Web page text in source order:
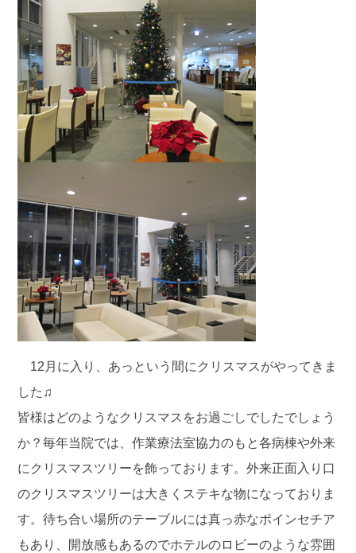
12月に入り、あっという間にクリスマスがやってきま
した♫
皆様はどのようなクリスマスをお過ごしでしたでしょう
か？毎年当院では、作業療法室協力のもと各病棟や外来
にクリスマスツリーを飾っております。外来正面入り口
のクリスマスツリーは大きくステキな物になっておりま
す。待ち合い場所のテーブルには真っ赤なポインセチア
もあり、開放感もあるのでホテルのロビーのような雰囲